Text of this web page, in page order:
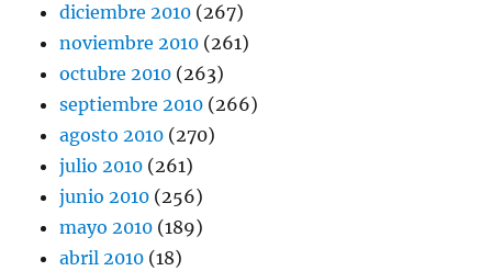
diciembre 2010 (267)
noviembre 2010 (261)
octubre 2010 (263)
septiembre 2010 (266)
agosto 2010 (270)
julio 2010 (261)
junio 2010 (256)
mayo 2010 (189)
abril 2010 (18)